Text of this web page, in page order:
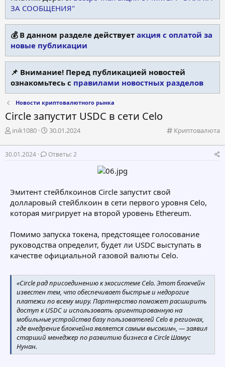
ЗА СООБЩЕНИЯ"
💰 В данном разделе действует акция с оплатой за
новые публикации
📌 Внимание! Перед публикацией новостей
ознакомьтесь с правилами новостных разделов
Новости криптовалютного рынка
Circle запустит USDC в сети Celo
К
т
я
Криптовалюта
А
т
о
м
ы
inik1080
Д
т
а
а
л
а
30.01.2024
30.01.2024 Ответы: 2
Эмитент стейблкоинов Circle запустит свой
долларовый стейблкоин в сети первого уровня Celo,
которая мигрирует на второй уровень Ethereum.
Помимо запуска токена, предстоящее голосование
руководства определит, будет ли USDC выступать в
качестве официальной газовой валюты Celo.
«Circle рад присоединению к экосистеме Celo. Этот блокчейн
известен тем, что обеспечивает быстрые и недорогие
платежи по всему миру. Партнерство поможет расширить
доступ к USDC и использовать ориентированную на
мобильные устройства базу пользователей Celo в регионах,
где внедрение блокчейна является самым высоким», — заявил
старший менеджер по развитию бизнеса в Circle Шамус
Нунан.